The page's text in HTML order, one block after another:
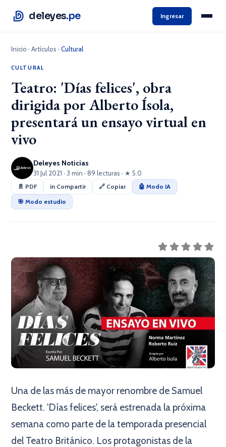
deleyes.pe Ingresar
Inicio ·Artículos ·Cultural
CULTURAL
Teatro: 'Días felices', obra
dirigida por Alberto Ísola,
presentará un ensayo virtual en
vivo
Deleyes Noticias
31 Jul 2021 · 3 min · 89 lecturas · ★ 5.0
📄 PDF in Compartir 🔗 Copiar
🤖 Modo IA
🎯 Modo estudio
Una de las más de mayor renombre de Samuel
Beckett. 'Días felices', será estrenada la próxima
semana como parte de la temporada presencial
del Teatro Británico. Los protagonistas de la